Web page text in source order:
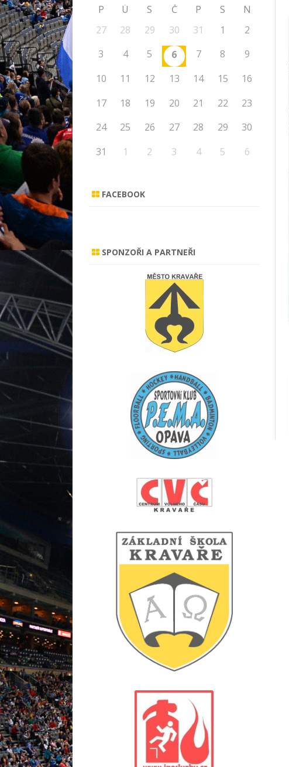
P Ú S Č P S
N
27
28 29 30 31 1
2
3
4 5 6 7 8
9
10
11 12 13 14 15
16
17
18 19 20 21 22
23
24
25 26 27 28 29
30
31
1 2 3 4 5 6
FACEBOOK
SPONZOŘI A PARTNEŘI